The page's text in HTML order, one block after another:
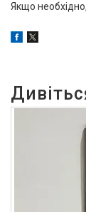
Відгуки
Якщо